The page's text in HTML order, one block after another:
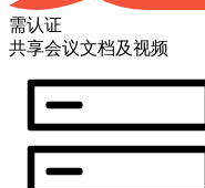
需认证
共享会议文档及视频